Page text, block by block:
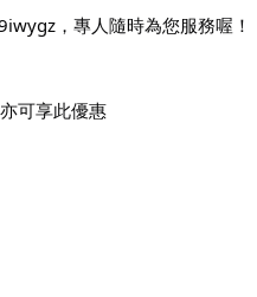
， 專人隨時為您服務喔！
可享此優惠